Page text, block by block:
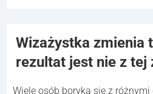
Wizażystka zmienia
rezultat jest nie z tej
Wiele osób boryka się z